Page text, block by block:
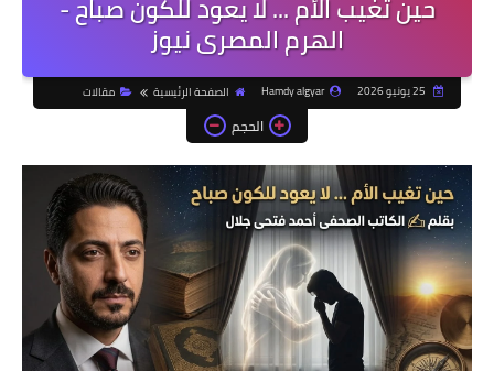
الهرم المصرى نيوز
Hamdy algyar الصفحة الرئيسية مقالات
الحجم